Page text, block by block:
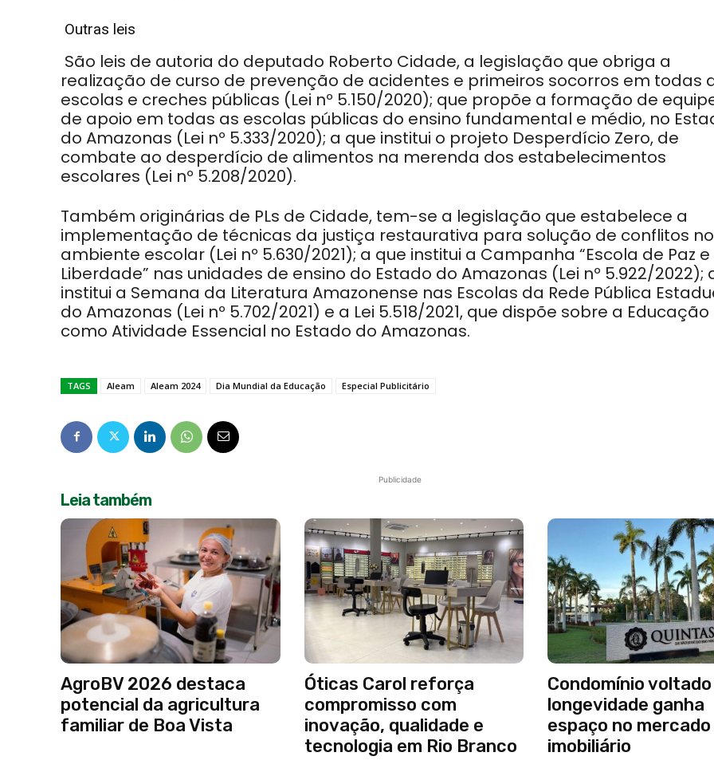
Outras leis
São leis de autoria do deputado Roberto Cidade, a legislação que obriga a
realização de curso de prevenção de acidentes e primeiros socorros em todas
escolas e creches públicas (Lei nº 5.150/2020); que propõe a formação de
de apoio em todas as escolas públicas do ensino fundamental e médio, no
do Amazonas (Lei nº 5.333/2020); a que institui o projeto Desperdício Zero, de
combate ao desperdício de alimentos na merenda dos estabelecimentos
escolares (Lei nº 5.208/2020).
Também originárias de PLs de Cidade, tem-se a legislação que estabelece a
implementação de técnicas da justiça restaurativa para solução de conflitos no
ambiente escolar (Lei nº 5.630/2021); a que institui a Campanha “Escola de Paz e
Liberdade” nas unidades de ensino do Estado do Amazonas (Lei nº 5.922/2022);
institui a Semana da Literatura Amazonense nas Escolas da Rede Pública
do Amazonas (Lei nº 5.702/2021) e a Lei 5.518/2021, que dispõe sobre a Educação
como Atividade Essencial no Estado do Amazonas.
TAGS Aleam Aleam 2024 Dia Mundial da Educação Especial Publicitário
Publicidade
Leia também
AgroBV 2026 destaca
potencial da agricultura
familiar de Boa Vista
Óticas Carol reforça
compromisso com
inovação, qualidade e
tecnologia em Rio Branco
Condomínio voltado
longevidade ganha
espaço no mercado
imobiliário